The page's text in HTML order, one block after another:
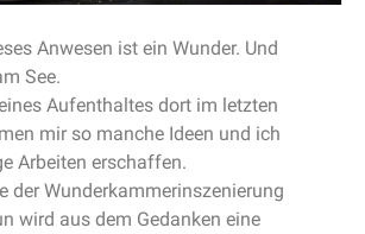
Anwesen ist ein Wunder. Und
See.
Aufenthaltes dort im letzten
mir so manche Ideen und ich
Arbeiten erschaffen.
der Wunderkammerinszenierung
wird aus dem Gedanken eine